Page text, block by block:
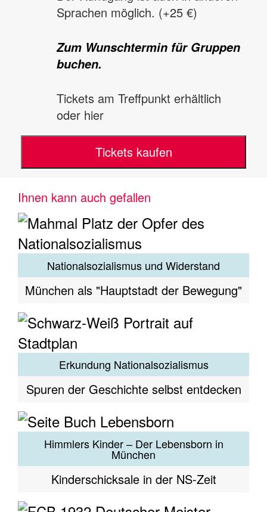
Sprachen möglich. (+25 €)
Zum Wunschtermin für Gruppen
buchen.
Tickets am Treffpunkt erhältlich
oder hier
Tickets kaufen
Ihnen kann auch gefallen
Nationalsozialismus und Widerstand
München als "Hauptstadt der Bewegung"
Erkundung Nationalsozialismus
Spuren der Geschichte selbst entdecken
Himmlers Kinder – Der Lebensborn in
München
Kinderschicksale in der NS-Zeit